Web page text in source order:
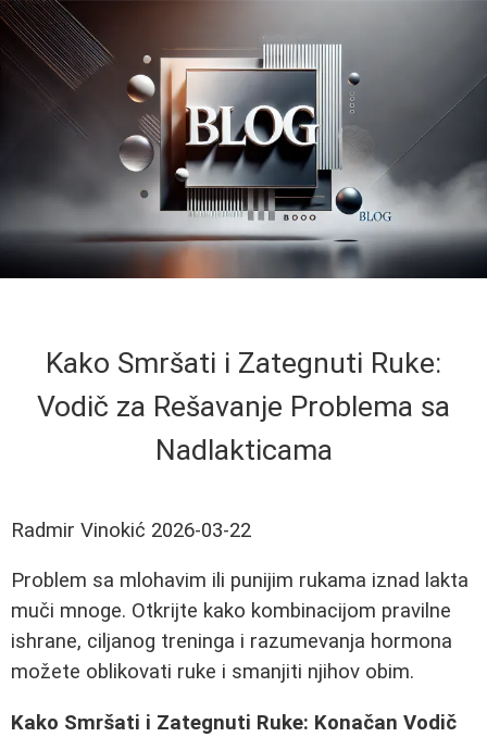
Kako Smršati i Zategnuti Ruke:
Vodič za Rešavanje Problema sa
Nadlakticama
Radmir Vinokić 2026-03-22
Problem sa mlohavim ili punijim rukama iznad lakta
muči mnoge. Otkrijte kako kombinacijom pravilne
ishrane, ciljanog treninga i razumevanja hormona
možete oblikovati ruke i smanjiti njihov obim.
Kako Smršati i Zategnuti Ruke: Konačan Vodič